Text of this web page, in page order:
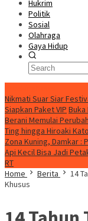
Hukrim
Politik
Sosial
Olahraga
Gaya Hidup
Nikmati Suar Siar
Siapkan Paket VIP Buka
Berani Memulai
Ting hingga Hiroaki
Zona Kuning, Damkar :
Api Kecil Bisa Jadi
RT
Home
Berita
14
Khusus